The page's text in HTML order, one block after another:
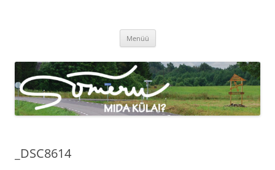
Menüü Liigu
juurde
_DSC8614